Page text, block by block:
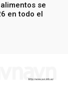
se
en todo el